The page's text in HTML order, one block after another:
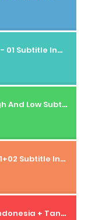
Ichijigen no Sashiki (2026) - 01 Subtitle Indonesia
Seluruh Link Download High And Low Subtitle Indonesia
Wasurenagusa (2026) - 01+02 Subtitle Indonesia
First Love (2022) Subtitle Indonesia + Tanpa Iklan + Streaming + 1080p